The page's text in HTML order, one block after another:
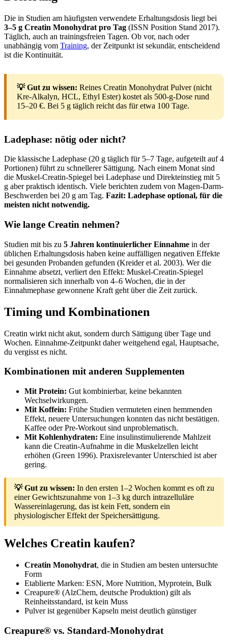
Die in Studien am häufigsten verwendete Erhaltungsdosis liegt bei
3–5 g Creatin Monohydrat pro Tag (ISSN Position Stand 2017).
Täglich, auch an trainingsfreien Tagen. Ob vor, nach oder
unabhängig vom Training, der Zeitpunkt ist sekundär, entscheidend
ist die Kontinuität.
💡 Gut zu wissen: Reines Creatin Monohydrat Pulver (nicht
Kre-Alkalyn, HCL, Ethyl Ester) kostet als 500-g-Dose rund
15–20 €. Bei 5 g täglich reicht das für etwa 100 Tage.
Ladephase: nötig oder nicht?
Die klassische Ladephase (20 g täglich für 5–7 Tage, aufgeteilt auf 4
Portionen) führt zu schnellerer Sättigung. Nach einem Monat sind
die Muskel-Creatin-Spiegel bei Ladephase und Direkteinstieg mit 5
g aber praktisch identisch. Viele berichten zudem von Magen-Darm-
Beschwerden bei 20 g am Tag. Fazit: Ladephase optional, für die
meisten nicht notwendig.
Wie lange Creatin nehmen?
Studien mit bis zu 5 Jahren kontinuierlicher Einnahme in der
üblichen Erhaltungsdosis haben keine auffälligen negativen Effekte
bei gesunden Probanden gefunden (Kreider et al. 2003). Wer die
Einnahme absetzt, verliert den Effekt: Muskel-Creatin-Spiegel
normalisieren sich innerhalb von 4–6 Wochen, die in der
Einnahmephase gewonnene Kraft geht über die Zeit zurück.
Timing und Kombinationen
Creatin wirkt nicht akut, sondern durch Sättigung über Tage und
Wochen. Einnahme-Zeitpunkt daher weitgehend egal, Hauptsache,
du vergisst es nicht.
Kombinationen mit anderen Supplementen
Mit Protein: Gut kombinierbar, keine bekannten
Wechselwirkungen.
Mit Koffein: Frühe Studien vermuteten einen hemmenden
Effekt, neuere Untersuchungen konnten das nicht bestätigen.
Kaffee oder Pre-Workout sind unproblematisch.
Mit Kohlenhydraten: Eine insulinstimulierende Mahlzeit
kann die Creatin-Aufnahme in die Muskelzellen leicht
erhöhen (Green 1996). Praxisrelevanter Unterschied ist aber
gering.
💡 Gut zu wissen: In den ersten 1–2 Wochen kommt es oft zu
einer Gewichtszunahme von 1–3 kg durch intrazelluläre
Wassereinlagerung, das ist kein Fett, sondern ein
physiologischer Effekt der Speichersättigung.
Welches Creatin kaufen?
Creatin Monohydrat, die in Studien am besten untersuchte
Form
Etablierte Marken: ESN, More Nutrition, Myprotein, Bulk
Creapure® (AlzChem, deutsche Produktion) gilt als
Reinheitsstandard, ist kein Muss
Pulver ist gegenüber Kapseln meist deutlich günstiger
Creapure® vs. Standard-Monohydrat